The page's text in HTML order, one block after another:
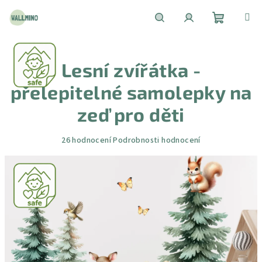
obsah
Lesní zvířátka -
přelepitelné samolepky na
zeď pro děti
Průměrné
5
hvězdiček.
26 hodnoceníPodrobnosti hodnocení